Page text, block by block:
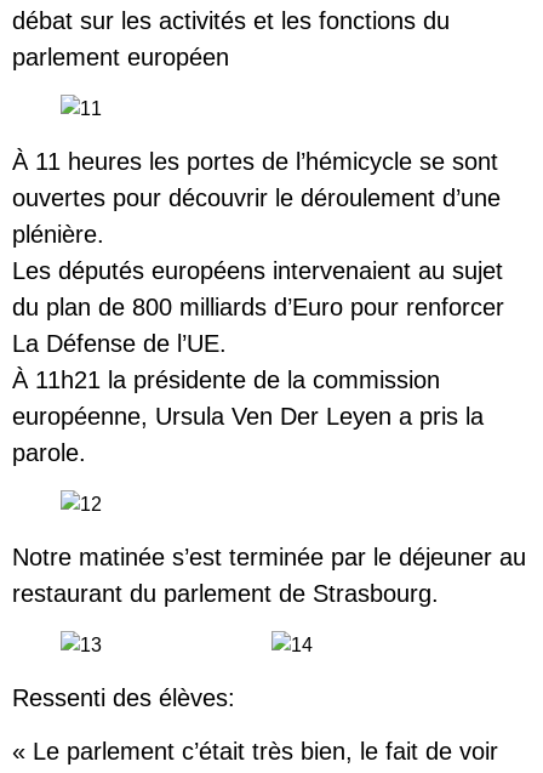
débat sur les activités et les fonctions du
parlement européen
À 11 heures les portes de l’hémicycle se sont
ouvertes pour découvrir le déroulement d’une
plénière.
Les députés européens intervenaient au sujet
du plan de 800 milliards d’Euro pour renforcer
La Défense de l’UE.
À 11h21 la présidente de la commission
européenne, Ursula Ven Der Leyen a pris la
parole.
Notre matinée s’est terminée par le déjeuner au
restaurant du parlement de Strasbourg.
Ressenti des élèves:
« Le parlement c’était très bien, le fait de voir